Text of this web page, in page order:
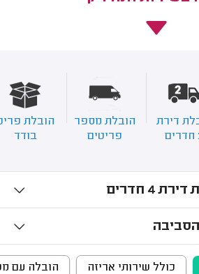
דירת
הובלת מספר
פריטים
הובלת
בודד
4 חדרים
כולל שירותי אריזה הובלה עם